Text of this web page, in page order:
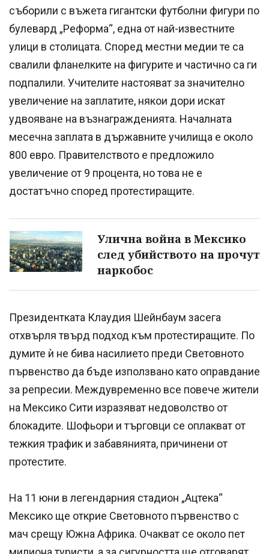
съборили с въжета гигантски футболни фигури по
булевард „Реформа“, една от най-известните
улици в столицата. Според местни медии те са
свалили фланелките на фигурите и частично са ги
подпалили. Учителите настояват за значително
увеличение на заплатите, някои дори искат
удвояване на възнагражденията. Началната
месечна заплата в държавните училища е около
800 евро. Правителството е предложило
увеличение от 9 процента, но това не е
достатъчно според протестиращите.
Улична война в Мексико
след убийството на прочут
наркобос
Президентката Клаудия Шейнбаум засега
отхвърля твърд подход към протестиращите. По
думите ѝ не бива насилието преди Световното
първенство да бъде използвано като оправдание
за репресии. Междувременно все повече жители
на Мексико Сити изразяват недоволство от
блокадите. Шофьори и търговци се оплакват от
тежкия трафик и забавянията, причинени от
протестите.
На 11 юни в легендарния стадион „Ацтека“
Мексико ще открие Световното първенство с
мач срещу Южна Африка. Очакват се около пет